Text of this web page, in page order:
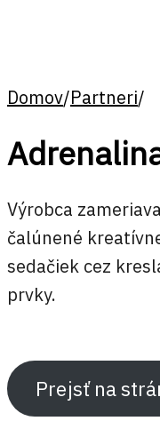
Domov/Partneri/
Výrobca
čalúnené
sedačiek cez
prvky.
Prejsť na